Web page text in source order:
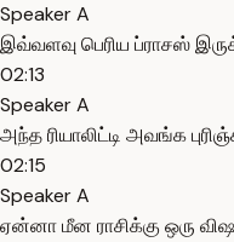
Speaker A
இவ்வளவு பெரிய ப்ராசஸ்
02:13
Speaker A
அந்த ரியாலிட்டி அவங்க
02:15
Speaker A
ஏன்னா மீன ராசிக்கு ஒரு